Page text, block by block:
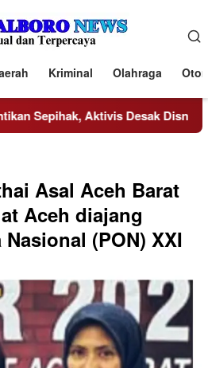
Kriminal Olahraga
Aktivis Desak Disnaker
Asal Aceh Barat
Aceh diajang
(PON) XXI